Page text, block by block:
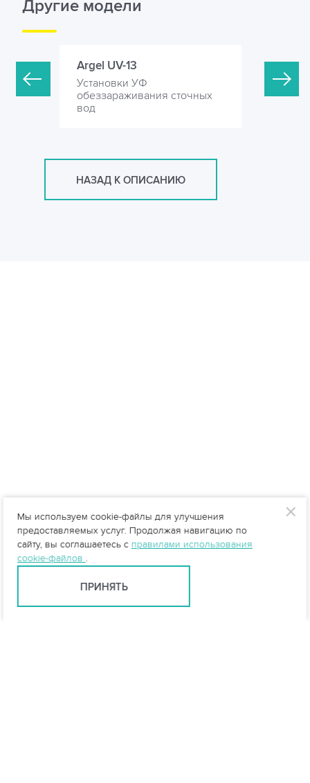
Другие модели
Argel UV-13
Установки УФ
обеззараживания сточных
вод
Argel
НАЗАД К ОПИСАНИЮ
Мы используем cookie-файлы для улучшения
предоставляемых услуг. Продолжая навигацию по
сайту, вы соглашаетесь с правилами использования
cookie-файлов .
ПРИНЯТЬ